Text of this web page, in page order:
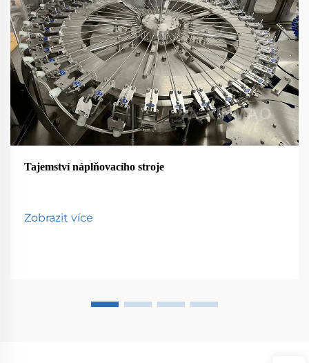
Tajemství náplňovacího stroje
Zobrazit více